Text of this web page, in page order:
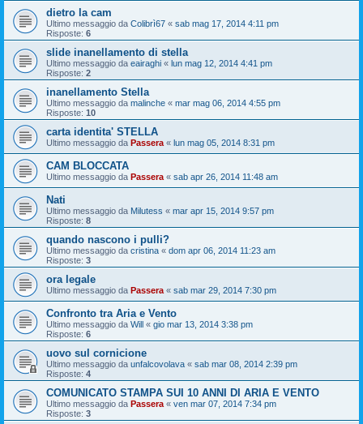
dietro la cam
Ultimo messaggio da Colibrì67 « sab mag 17, 2014 4:11 pm
Risposte: 6
slide inanellamento di stella
Ultimo messaggio da eairaghi « lun mag 12, 2014 4:41 pm
Risposte: 2
inanellamento Stella
Ultimo messaggio da malinche « mar mag 06, 2014 4:55 pm
Risposte: 10
carta identita' STELLA
Ultimo messaggio da Passera « lun mag 05, 2014 8:31 pm
CAM BLOCCATA
Ultimo messaggio da Passera « sab apr 26, 2014 11:48 am
Nati
Ultimo messaggio da Milutess « mar apr 15, 2014 9:57 pm
Risposte: 8
quando nascono i pulli?
Ultimo messaggio da cristina « dom apr 06, 2014 11:23 am
Risposte: 3
ora legale
Ultimo messaggio da Passera « sab mar 29, 2014 7:30 pm
Confronto tra Aria e Vento
Ultimo messaggio da Will « gio mar 13, 2014 3:38 pm
Risposte: 6
uovo sul cornicione
Ultimo messaggio da unfalcovolava « sab mar 08, 2014 2:39 pm
Risposte: 4
COMUNICATO STAMPA SUI 10 ANNI DI ARIA E VENTO
Ultimo messaggio da Passera « ven mar 07, 2014 7:34 pm
Risposte: 3